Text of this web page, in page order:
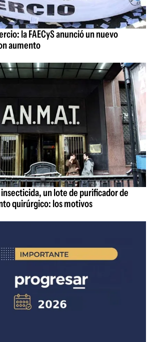
la FAECyS anunció un nuevo
aumento
un lote de purificador de
quirúrgico: los motivos